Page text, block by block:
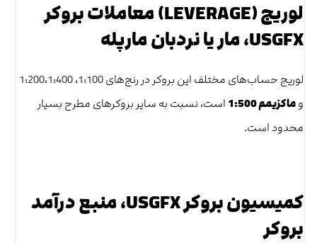
لوریج (LEVERAGE) معاملات بروکر
USGFX، مار یا نردبان مارپله
لوریج حساب‌های مختلف این بروکر در رنج‌های 1:100، 1:200،1:400
وماکزیمم 1:500
است، نسبت به سایر بروکرهای مطرح بسیار
محدود است.
کمیسیون بروکر USGFX، منبع درآمد
بروکر